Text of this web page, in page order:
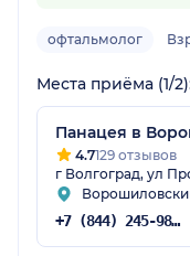
офтальмолог
Места приёма (1/
Панацея в
4.7129 отзывов
г Волгоград, ул
+7 (844) 245-98-04